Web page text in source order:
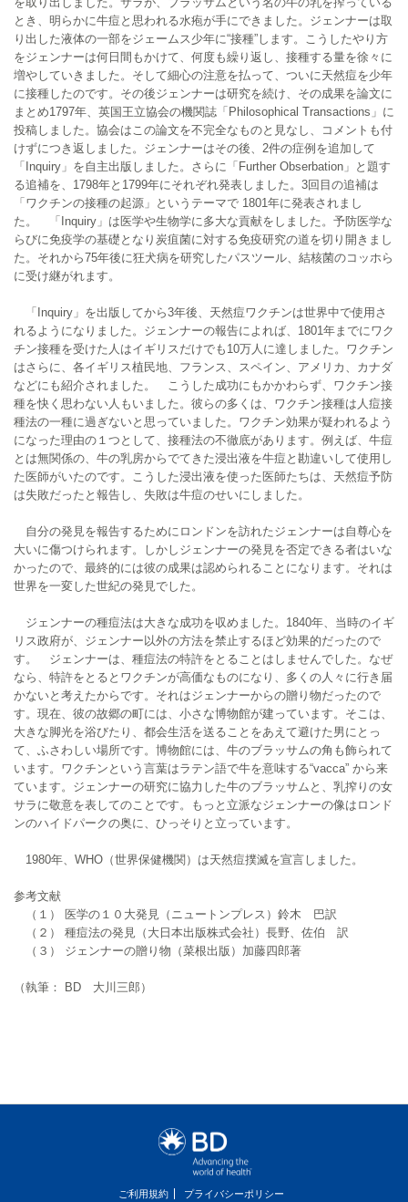
とき、明らかに牛痘と思われる水疱が手にできました。ジェンナーは取
り出した液体の一部をジェームス少年に“接種”します。こうしたやり方
をジェンナーは何日間もかけて、何度も繰り返し、接種する量を徐々に
増やしていきました。そして細心の注意を払って、ついに天然痘を少年
に接種したのです。その後ジェンナーは研究を続け、その成果を論文に
まとめ1797年、英国王立協会の機関誌「Philosophical Transactions」に
投稿しました。協会はこの論文を不完全なものと見なし、コメントも付
けずにつき返しました。ジェンナーはその後、2件の症例を追加して
「Inquiry」を自主出版しました。さらに「Further Obserbation」と題す
る追補を、1798年と1799年にそれぞれ発表しました。3回目の追補は
「ワクチンの接種の起源」というテーマで 1801年に発表されまし
た。 「Inquiry」は医学や生物学に多大な貢献をしました。予防医学な
らびに免疫学の基礎となり炭疽菌に対する免疫研究の道を切り開きまし
た。それから75年後に狂犬病を研究したパスツール、結核菌のコッホら
に受け継がれます。
「Inquiry」を出版してから3年後、天然痘ワクチンは世界中で使用さ
れるようになりました。ジェンナーの報告によれば、1801年までにワク
チン接種を受けた人はイギリスだけでも10万人に達しました。ワクチン
はさらに、各イギリス植民地、フランス、スペイン、アメリカ、カナダ
などにも紹介されました。 こうした成功にもかかわらず、ワクチン接
種を快く思わない人もいました。彼らの多くは、ワクチン接種は人痘接
種法の一種に過ぎないと思っていました。ワクチン効果が疑われるよう
になった理由の１つとして、接種法の不徹底があります。例えば、牛痘
とは無関係の、牛の乳房からでてきた浸出液を牛痘と勘違いして使用し
た医師がいたのです。こうした浸出液を使った医師たちは、天然痘予防
は失敗だったと報告し、失敗は牛痘のせいにしました。
自分の発見を報告するためにロンドンを訪れたジェンナーは自尊心を
大いに傷つけられます。しかしジェンナーの発見を否定できる者はいな
かったので、最終的には彼の成果は認められることになります。それは
世界を一変した世紀の発見でした。
ジェンナーの種痘法は大きな成功を収めました。1840年、当時のイギ
リス政府が、ジェンナー以外の方法を禁止するほど効果的だったので
す。 ジェンナーは、種痘法の特許をとることはしませんでした。なぜ
なら、特許をとるとワクチンが高価なものになり、多くの人々に行き届
かないと考えたからです。それはジェンナーからの贈り物だったので
す。現在、彼の故郷の町には、小さな博物館が建っています。そこは、
大きな脚光を浴びたり、都会生活を送ることをあえて避けた男にとっ
て、ふさわしい場所です。博物館には、牛のブラッサムの角も飾られて
います。ワクチンという言葉はラテン語で牛を意味する“vacca” から来
ています。ジェンナーの研究に協力した牛のブラッサムと、乳搾りの女
サラに敬意を表してのことです。もっと立派なジェンナーの像はロンド
ンのハイドパークの奥に、ひっそりと立っています。
1980年、WHO（世界保健機関）は天然痘撲滅を宣言しました。
参考文献
（１） 医学の１０大発見（ニュートンプレス）鈴木 巴訳
（２） 種痘法の発見（大日本出版株式会社）長野、佐伯 訳
（３） ジェンナーの贈り物（菜根出版）加藤四郎著
（執筆： BD 大川三郎）
ご利用規約 プライバシーポリシー